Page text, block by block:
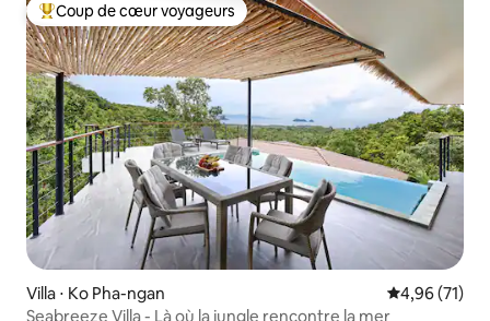
Coups de cœur voyageurs les plus appréciés
Coup de cœur voyageurs
Villa ⋅ Ko Pha-ngan Évaluation
4,96 (71)
Seabreeze Villa - Là où la jungle rencontre la mer